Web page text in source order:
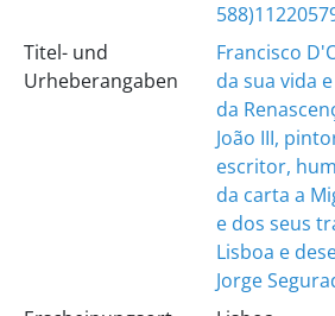
Titel- und
Urheberangaben
Francisco
da sua vida
da
João III,
escritor,
da carta a
e dos seus
Lisboa e
Jorge